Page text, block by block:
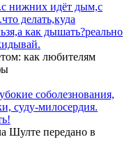
нижних идёт дым,с
делать,куда
как дышать?реально
как любителям
соболезнования,
суду-милосердия.
Шулте передано в